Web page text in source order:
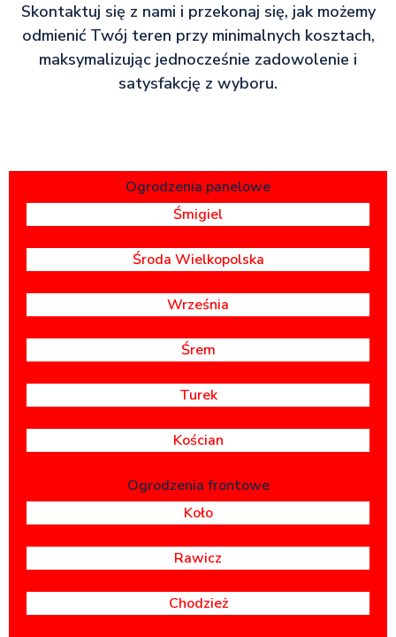
Skontaktuj się z nami i przekonaj się, jak możemy
odmienić Twój teren przy minimalnych kosztach,
maksymalizując jednocześnie zadowolenie i
satysfakcję z wyboru.
Ogrodzenia panelowe
Śmigiel
Środa Wielkopolska
Września
Śrem
Turek
Kościan
Ogrodzenia frontowe
Koło
Rawicz
Chodzież